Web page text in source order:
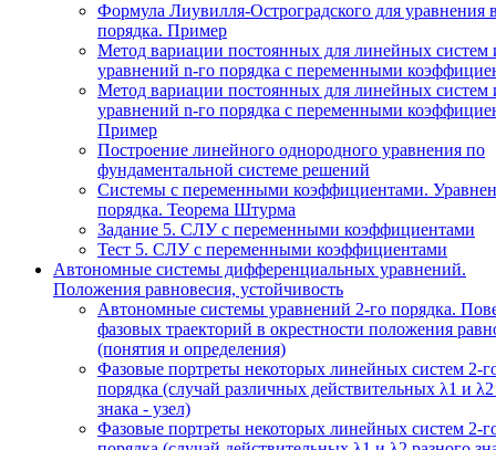
Формула Лиувилля-Остроградского для уравнения
порядка. Пример
Метод вариации постоянных для линейных систем
уравнений n-го порядка с переменными
Метод вариации постоянных для линейных систем
уравнений n-го порядка с переменными
Пример
Построение линейного однородного уравнения по
фундаментальной системе решений
Системы с переменными коэффициентами.
порядка. Теорема Штурма
Задание 5. СЛУ с переменными коэффициентами
Тест 5. СЛУ с переменными коэффициентами
Автономные системы дифференциальных уравнений.
Положения равновесия, устойчивость
Автономные системы уравнений 2-го порядка.
фазовых траекторий в окрестности положения
(понятия и определения)
Фазовые портреты некоторых линейных систем 2-
порядка (случай различных действительных λ1 и
знака - узел)
Фазовые портреты некоторых линейных систем 2-